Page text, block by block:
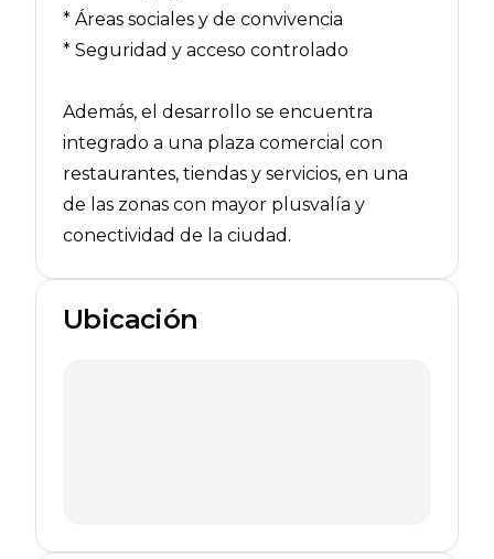
* Áreas sociales y de convivencia
* Seguridad y acceso controlado
Además, el desarrollo se encuentra
integrado a una plaza comercial con
restaurantes, tiendas y servicios, en una
de las zonas con mayor plusvalía y
conectividad de la ciudad.
Ubicación